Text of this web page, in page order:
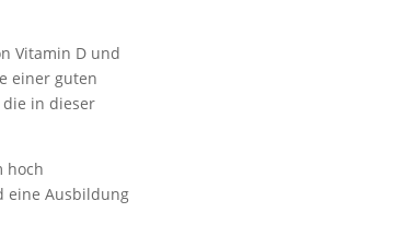
Vitamin D und
einer guten
die in dieser
hoch
eine Ausbildung